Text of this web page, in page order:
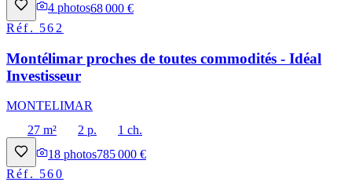
4 photos68 000 €
Réf. 562
Montélimar proches de toutes commodités - Idéal
Investisseur
MONTELIMAR
27 m²
2 p.
1 ch.
18 photos785 000 €
Réf. 560